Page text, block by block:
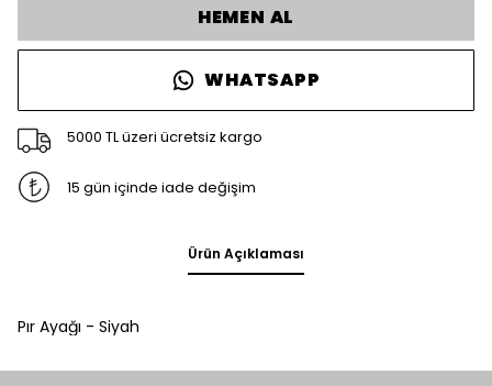
HEMEN AL
WHATSAPP
5000 TL üzeri ücretsiz kargo
15 gün içinde iade değişim
Ürün Açıklaması
Pır Ayağı - Siyah